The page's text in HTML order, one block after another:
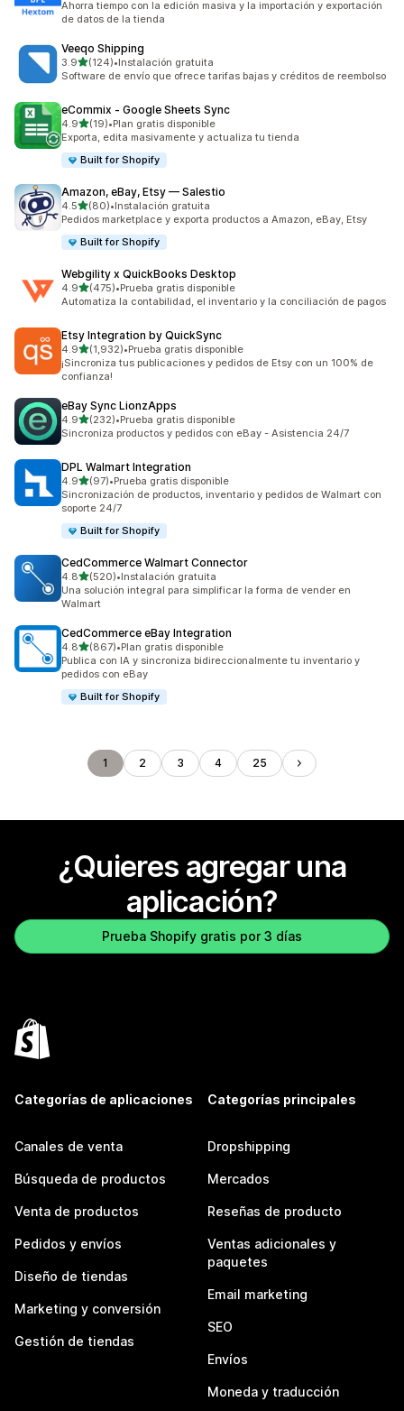
Ahorra tiempo con la edición masiva y la importación y exportación
de datos de la tienda
Veeqo Shipping
3.9de 5 estrellas
(124)
124 reseñas en total
•Instalación gratuita
Software de envío que ofrece tarifas bajas y créditos de reembolso
eCommix ‑ Google Sheets Sync
4.9de 5 estrellas
(19)
19 reseñas en total
•Plan gratis disponible
Exporta, edita masivamente y actualiza tu tienda
Built for Shopify
Amazon, eBay, Etsy — Salestio
4.5de 5 estrellas
(80)
80 reseñas en total
•Instalación gratuita
Pedidos marketplace y exporta productos a Amazon, eBay, Etsy
Built for Shopify
Webgility x QuickBooks Desktop
4.9de 5 estrellas
(475)
475 reseñas en total
•Prueba gratis disponible
Automatiza la contabilidad, el inventario y la conciliación de pagos
Etsy Integration by QuickSync
4.9de 5 estrellas
(1,932)
1932 reseñas en total
•Prueba gratis disponible
¡Sincroniza tus publicaciones y pedidos de Etsy con un 100% de
confianza!
eBay Sync LionzApps
4.9de 5 estrellas
(232)
232 reseñas en total
•Prueba gratis disponible
Sincroniza productos y pedidos con eBay - Asistencia 24/7
DPL Walmart Integration
4.9de 5 estrellas
(97)
97 reseñas en total
•Prueba gratis disponible
Sincronización de productos, inventario y pedidos de Walmart con
soporte 24/7
Built for Shopify
CedCommerce Walmart Connector
4.8de 5 estrellas
(520)
520 reseñas en total
•Instalación gratuita
Una solución integral para simplificar la forma de vender en
Walmart
CedCommerce eBay Integration
4.8de 5 estrellas
(867)
867 reseñas en total
•Plan gratis disponible
Publica con IA y sincroniza bidireccionalmente tu inventario y
pedidos con eBay
Built for Shopify
1 2 3 4 25
¿Quieres agregar una
aplicación?
Prueba Shopify gratis por 3 días
Categorías de aplicaciones
Canales de venta
Búsqueda de productos
Venta de productos
Pedidos y envíos
Diseño de tiendas
Marketing y conversión
Gestión de tiendas
Categorías principales
Dropshipping
Mercados
Reseñas de producto
Ventas adicionales y
paquetes
Email marketing
SEO
Envíos
Moneda y traducción